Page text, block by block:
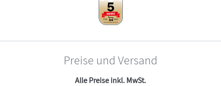
Preise und Versand
Alle Preise inkl. MwSt.